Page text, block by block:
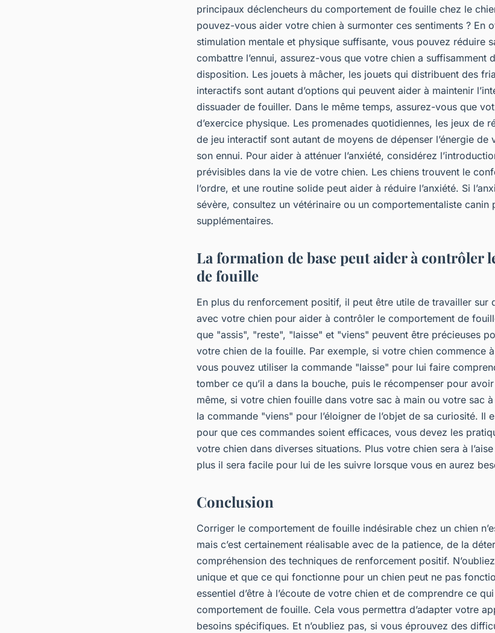
principaux déclencheurs du comportement de fouille chez le
pouvez-vous aider votre chien à surmonter ces sentiments ? En
stimulation mentale et physique suffisante, vous pouvez réduire
combattre l’ennui, assurez-vous que votre chien a suffisamment
disposition. Les jouets à mâcher, les jouets qui distribuent des
interactifs sont autant d’options qui peuvent aider à maintenir
dissuader de fouiller. Dans le même temps, assurez-vous que
d’exercice physique. Les promenades quotidiennes, les jeux de
de jeu interactif sont autant de moyens de dépenser l’énergie de
son ennui. Pour aider à atténuer l’anxiété, considérez
prévisibles dans la vie de votre chien. Les chiens trouvent le
l’ordre, et une routine solide peut aider à réduire l’anxiété. Si
sévère, consultez un vétérinaire ou un comportementaliste canin
supplémentaires.
La formation de base peut aider à contrôler
de fouille
En plus du renforcement positif, il peut être utile de travailler sur
avec votre chien pour aider à contrôler le comportement de
que "assis", "reste", "laisse" et "viens" peuvent être précieuses
votre chien de la fouille. Par exemple, si votre chien commence
vous pouvez utiliser la commande "laisse" pour lui faire
tomber ce qu’il a dans la bouche, puis le récompenser pour
même, si votre chien fouille dans votre sac à main ou votre sac
la commande "viens" pour l’éloigner de l’objet de sa curiosité. Il
pour que ces commandes soient efficaces, vous devez les
votre chien dans diverses situations. Plus votre chien sera à
plus il sera facile pour lui de les suivre lorsque vous en aurez
Conclusion
Corriger le comportement de fouille indésirable chez un chien
mais c’est certainement réalisable avec de la patience, de la
compréhension des techniques de renforcement positif.
unique et que ce qui fonctionne pour un chien peut ne pas
essentiel d’être à l’écoute de votre chien et de comprendre ce
comportement de fouille. Cela vous permettra d’adapter votre
besoins spécifiques. Et n’oubliez pas, si vous éprouvez des